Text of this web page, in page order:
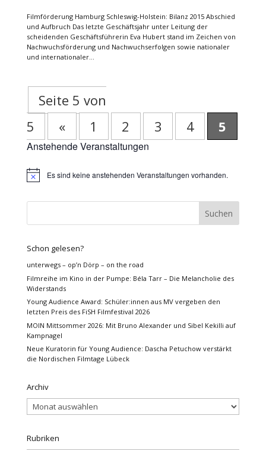
Filmförderung Hamburg Schleswig-Holstein: Bilanz 2015 Abschied
und Aufbruch Das letzte Geschäftsjahr unter Leitung der
scheidenden Geschäftsführerin Eva Hubert stand im Zeichen von
Nachwuchsförderung und Nachwuchserfolgen sowie nationaler
und internationaler...
Seite 5 von
5
« 1 2 3 4 5
Anstehende Veranstaltungen
HinweisEs sind keine anstehenden Veranstaltungen vorhanden.
Schon gelesen?
unterwegs – op’n Dörp – on the road
Filmreihe im Kino in der Pumpe: Béla Tarr – Die Melancholie des
Widerstands
Young Audience Award: Schüler:innen aus MV vergeben den
letzten Preis des FiSH Filmfestival 2026
MOIN Mittsommer 2026: Mit Bruno Alexander und Sibel Kekilli auf
Kampnagel
Neue Kuratorin für Young Audience: Dascha Petuchow verstärkt
die Nordischen Filmtage Lübeck
Archiv
Archiv
Rubriken